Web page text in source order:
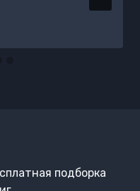
подборка